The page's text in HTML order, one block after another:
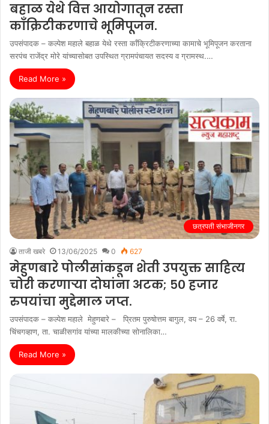
बहाळ येथे वित्त आयोगातून रस्ता
काँक्रिटीकरणाचे भूमिपूजन.
उपसंपादक – कल्पेश महाले बहाळ येथे रस्ता काँक्रिटीकरणाच्या कामाचे भूमिपूजन करताना
सरपंच राजेंद्र मोरे यांच्यासोबत उपस्थित ग्रामपंचायत सदस्य व ग्रामस्थ.…
Read More »
छत्रपती संभाजीनगर
ताजी खबरे 13/06/2025 0 627
मेहुणबारे पोलीसांकडून शेती उपयुक्त साहित्य
चोरी करणाऱ्या दोघांना अटक; ५० हजार
रुपयांचा मुद्देमाल जप्त.
उपसंपादक – कल्पेश महाले मेहुणबारे – प्रितम पुरुषोत्तम बागुल, वय – 26 वर्षे, रा.
चिंचगव्हाण, ता. चाळीसगांव यांच्या मालकीच्या सोनालिका…
Read More »